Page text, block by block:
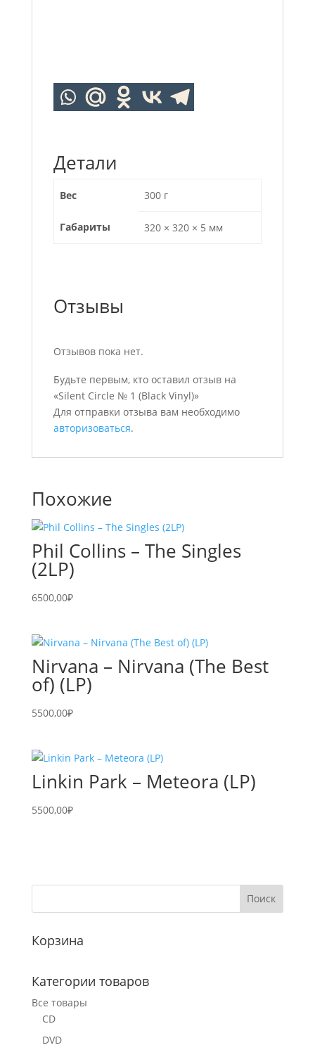
Детали
Вес 300 г
Габариты 320 × 320 × 5 мм
Отзывы
Отзывов пока нет.
Будьте первым, кто оставил отзыв на
«Silent Circle № 1 (Black Vinyl)»
Для отправки отзыва вам необходимо
авторизоваться.
Похожие
Phil Collins – The Singles
(2LP)
6500,00₽
Nirvana – Nirvana (The Best
of) (LP)
5500,00₽
Linkin Park – Meteora (LP)
5500,00₽
Корзина
Категории товаров
Все товары
CD
DVD